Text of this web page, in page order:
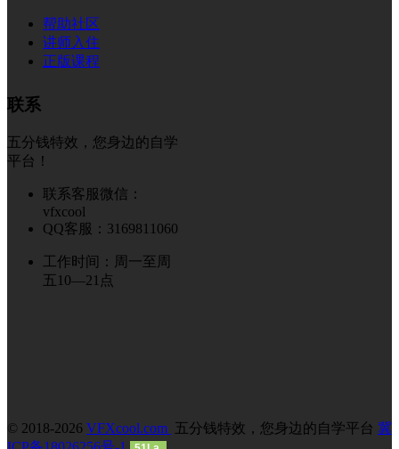
帮助社区
讲师入住
正版课程
联系
五分钱特效，您身边的自学
平台！
联系客服微信：
vfxcool
QQ客服：3169811060
工作时间：周一至周
五10—21点
© 2018-2026 VFXcool.com 五分钱特效，您身边的自学平台 冀